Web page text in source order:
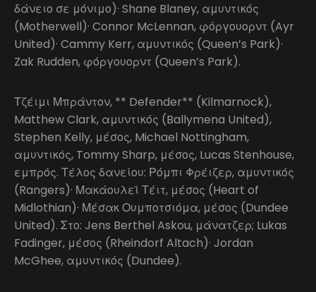
δάνειο σε μόνιμο)· Shane Blaney, αμυντικός
(Motherwell)· Connor McLennan, φόργουορντ (Ayr
United)· Cammy Kerr, αμυντικός (Queen’s Park)·
Zak Rudden, φόργουορντ (Queen’s Park).
Τζέιμι Μπράντον, ** Defender** (Kilmarnock),
Matthew Clark, αμυντικός (Ballymena United),
Stephen Kelly, μέσος, Michael Nottingham,
αμυντικός, Tommy Sharp, μέσος, Lucas Stenhouse,
εμπρός. Τέλος δανείου: Ρόμπι Φρέιζερ, αμυντικός
(Rangers)· Μακάουλεϊ Τέιτ, μέσος (Heart of
Midlothian)· Μέσακ Ουμποτσιόμα, μέσος (Dundee
United). Στο: Jens Berthel Askou, μάνατζερ; Lukas
Fadinger, μέσος (Rheindorf Altach)· Jordan
McGhee, αμυντικός (Dundee).